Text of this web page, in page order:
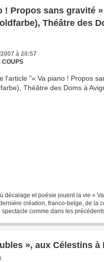
! Propos sans gravité
Théâtre des
à 20:57
COUPS
décalage et poésie jouent la vie «
création, franco-belge, de la
comme dans les
», aux Célestins à